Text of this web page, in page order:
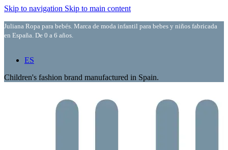
Skip to navigation Skip to main content
Juliana Ropa para bebés. Marca de moda infantil para bebes y niños fabricada
en España. De 0 a 6 años.
ES
Children's fashion brand manufactured in Spain.